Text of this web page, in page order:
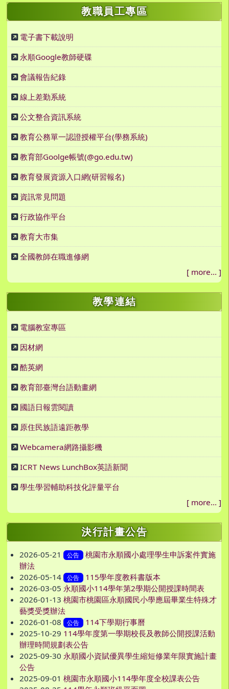
教職員工專區
電子書下載說明
永順Google教師硬碟
會議報告紀錄
線上差勤系統
公文整合資訊系統
教育公務單一認證授權平台(學務系統)
教育部Goolge帳號(@go.edu.tw)
教育發展資源入口網(研習報名)
資訊常見問題
行政協作平台
教育大市集
全國教師在職進修網
[ more... ]
教學連結
電腦教室專區
因材網
酷英網
教育部臺灣台語動畫網
國語日報雲閱讀
原住民族語遠距教學
Webcamera網路攝影機
ICRT News LunchBox英語新聞
學生學習輔助科技化評量平台
[ more... ]
決行計畫公告
2026-05-21 公告
桃園市永順國小處理學生申訴案件實施
辦法
2026-05-14
公告
115學年度教科書版本
2026-03-05 永順國小114學年第2學期公開授課時間表
2026-01-13 桃園市桃園區永順國民小學應屆畢業生特殊才
藝獎受獎辦法
2026-01-08
公告
114下學期行事曆
2025-10-29 114學年度第一學期校長及教師公開授課活動
辦理時間規劃表公告
2025-09-30 永順國小資賦優異學生縮短修業年限實施計畫
公告
2025-09-01 桃園市永順國小114學年度全校課表公告